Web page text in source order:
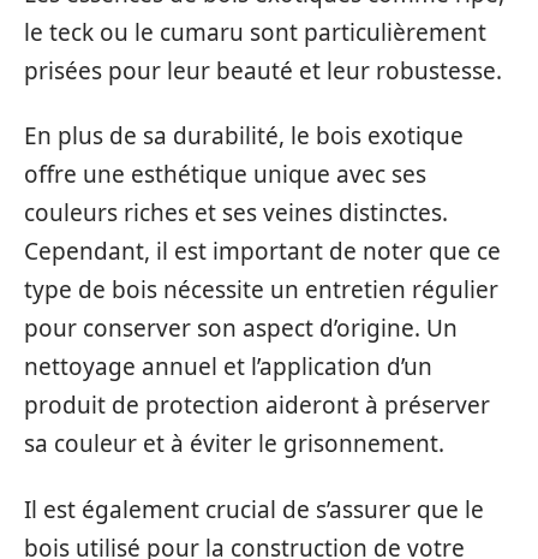
le teck ou le cumaru sont particulièrement
prisées pour leur beauté et leur robustesse.
En plus de sa durabilité, le bois exotique
offre une esthétique unique avec ses
couleurs riches et ses veines distinctes.
Cependant, il est important de noter que ce
type de bois nécessite un entretien régulier
pour conserver son aspect d’origine. Un
nettoyage annuel et l’application d’un
produit de protection aideront à préserver
sa couleur et à éviter le grisonnement.
Il est également crucial de s’assurer que le
bois utilisé pour la construction de votre